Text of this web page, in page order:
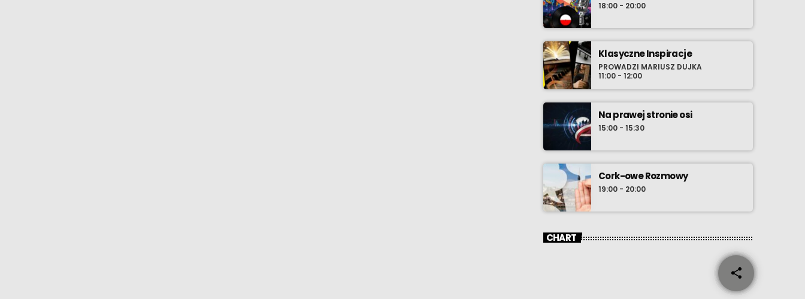
share
email
18:00 - 20:00
Klasyczne Inspiracje
PROWADZI MARIUSZ DUJKA
11:00 - 12:00
Na prawej stronie osi
15:00 - 15:30
Cork-owe Rozmowy
19:00 - 20:00
CHART